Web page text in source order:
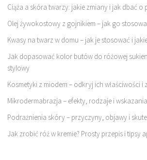
Ciąża a skóra twarzy: jakie zmiany i jak dbać o
Olej żywokostowy z gojnikiem – jak go
Kwasy na twarz w domu – jak je stosować i
Jak dopasować kolor butów do różowej
stylowy
Kosmetyki z miodem – odkryj ich właściwości i
Mikrodermabrazja – efekty, rodzaje i
Podrażnienia skóry – przyczyny, objawy i
Jak zrobić róż w kremie? Prosty przepis i tipsy